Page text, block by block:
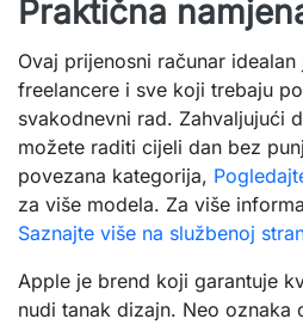
Praktična
Ovaj prijenosni računar idealan
freelancere i sve koji trebaju
svakodnevni rad. Zahvaljujući
možete raditi cijeli dan bez
povezana kategorija,
za više modela. Za više
Saznajte više na službenoj
Apple je brend koji garantuje
nudi tanak dizajn. Neo oznaka